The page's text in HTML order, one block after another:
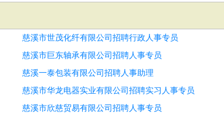
慈溪市世茂化纤有限公司招聘行政人事专员
慈溪市巨东轴承有限公司招聘人事专员
慈溪一泰包装有限公司招聘人事助理
慈溪市华龙电器实业有限公司招聘实习人事专员
慈溪市欣慈贸易有限公司招聘人事专员